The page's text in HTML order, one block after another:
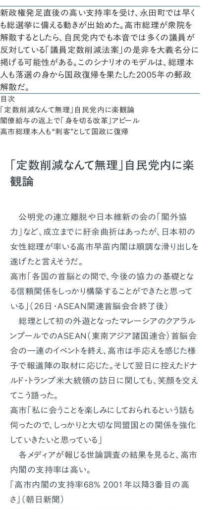
新政権発足直後の高い支持率を受け、永田町では早く
も総選挙に備える動きが出始めた。高市総理が衆院を
解散するとしたら、自民党内でも本音では多くの議員が
反対している「議員定数削減法案」の是非を大義名分に
掲げる可能性がある。このシナリオのモデルは、総理本
人も落選の身から国政復帰を果たした2005年の郵政
解散だ。
目次
「定数削減なんて無理」自民党内に楽観論
閣僚給与の返上で「身を切る改革」アピール
高市総理本人も“刺客”として国政に復帰
「定数削減なんて無理」自民党内に楽
観論
公明党の連立離脱や日本維新の会の「閣外協
力」など、成立までに紆余曲折はあったが、日本初の
女性総理が率いる高市早苗内閣は順調な滑り出しを
遂げたと言えそうだ。
高市「各国の首脳との間で、今後の協力の基礎とな
る信頼関係をしっかり構築することができたと思って
いる」（26日・ASEAN関連首脳会合終了後）
総理として初の外遊となったマレーシアのクアラル
ンプールでのASEAN（東南アジア諸国連合）首脳会
合の一連のイベントを終え、高市は手応えを感じた様
子で報道陣の取材に応じた。そして翌日に控えたドナ
ルド・トランプ米大統領の訪日に関しても、笑顔を交え
てこう語った。
高市「私に会うことを楽しみにしておられるという話も
伺ったので、しっかりと大切な同盟国との関係を強化
していきたいと思っている」
各メディアが報じる世論調査の結果を見ると、高市
内閣の支持率は高い。
「高市内閣の支持率68% 2001年以降3番目の高
さ」（朝日新聞）